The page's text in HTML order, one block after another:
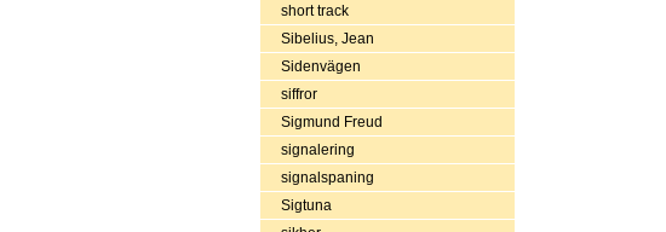
short track
Sibelius, Jean
Sidenvägen
siffror
Sigmund Freud
signalering
signalspaning
Sigtuna